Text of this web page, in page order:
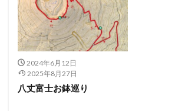
2024年6月12日
2025年8月27日
八丈富士お鉢巡り